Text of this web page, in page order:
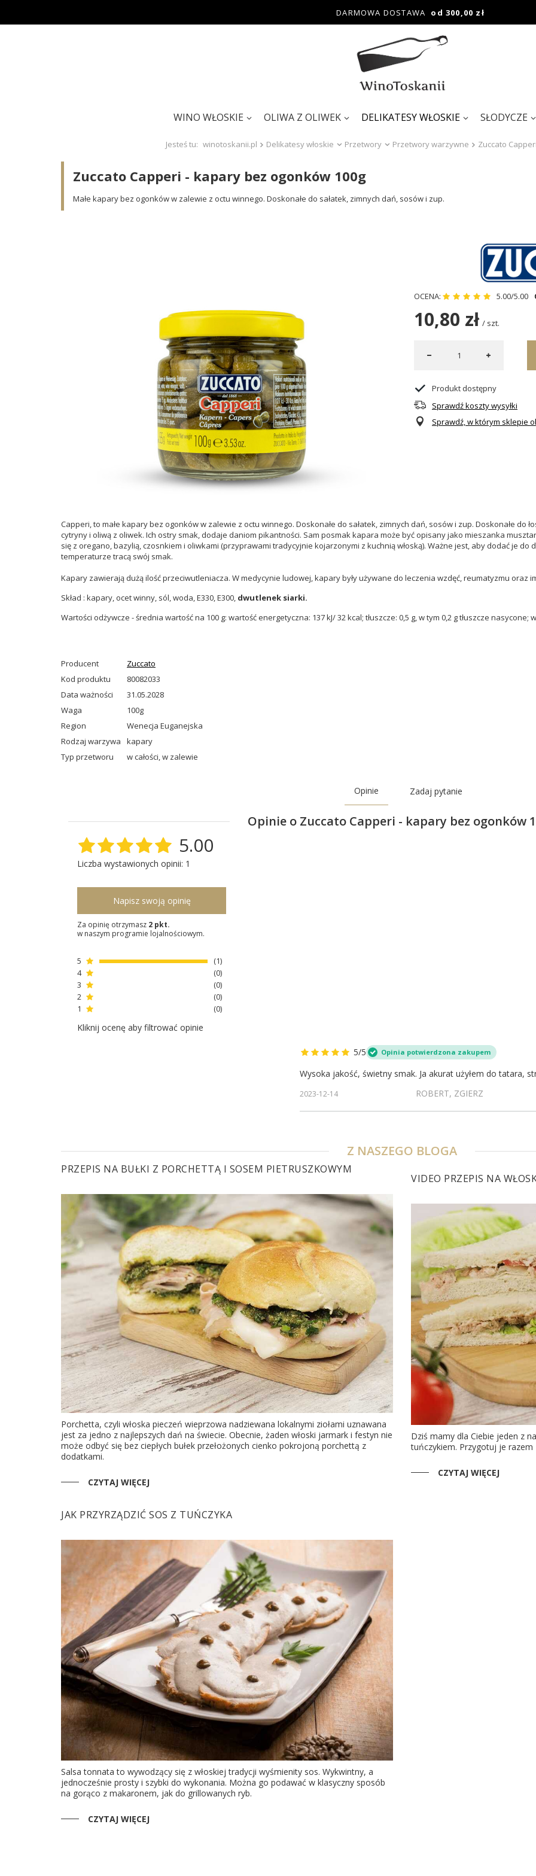
DARMOWA DOSTAWA od 300,00 zł
WINO WŁOSKIE OLIWA Z OLIWEK DELIKATESY WŁOSKIE SŁODYCZE
Jesteś tu: winotoskanii.pl Delikatesy włoskie Przetwory Przetwory warzywne Zuccato
Zuccato Capperi - kapary bez ogonków 100g
Małe kapary bez ogonków w zalewie z octu winnego. Doskonałe do sałatek, zimnych dań, sosów i zup.
OCENA: 5.00/5.00
10,80 zł / szt.
Produkt dostępny
Sprawdź koszty wysyłki
Sprawdź, w którym sklepie
Capperi, to małe kapary bez ogonków w zalewie z octu winnego. Doskonałe do sałatek, zimnych dań, sosów i zup. Doskonałe do
cytryny i oliwą z oliwek. Ich ostry smak, dodaje daniom pikantności. Sam posmak kapara może być opisany jako mieszanka
się z oregano, bazylią, czosnkiem i oliwkami (przyprawami tradycyjnie kojarzonymi z kuchnią włoską). Ważne jest, aby dodać je
temperaturze tracą swój smak.
Kapary zawierają dużą ilość przeciwutleniacza. W medycynie ludowej, kapary były używane do leczenia wzdęć, reumatyzmu oraz
Skład : kapary, ocet winny, sól, woda, E330, E300, dwutlenek siarki.
Wartości odżywcze - średnia wartość na 100 g: wartość energetyczna: 137 kJ/ 32 kcal; tłuszcze: 0,5 g, w tym 0,2 g tłuszcze nasycone;
Producent
Zuccato
Kod produktu
80082033
Data ważności
31.05.2028
Waga
100g
Region
Wenecja Euganejska
Rodzaj warzywa
kapary
Typ przetworu
w całości,w zalewie
Opinie Zadaj pytanie
Opinie o Zuccato Capperi - kapary bez ogonków
5.00
Liczba wystawionych opinii: 1
Napisz swoją opinię
Za opinię otrzymasz 2 pkt.
w naszym programie lojalnościowym.
5
1
4
0
3
0
2
0
1
0
Kliknij ocenę aby filtrować opinie
5/5 Opinia potwierdzona zakupem
Wysoka jakość, świetny smak. Ja akurat użyłem do tatara,
2023-12-14 ROBERT, ZGIERZ
Z NASZEGO BLOGA
PRZEPIS NA BUŁKI Z PORCHETTĄ I SOSEM PIETRUSZKOWYM
Porchetta, czyli włoska pieczeń wieprzowa nadziewana lokalnymi ziołami uznawana
jest za jedno z najlepszych dań na świecie. Obecnie, żaden włoski jarmark i festyn nie
może odbyć się bez ciepłych bułek przełożonych cienko pokrojoną porchettą z
dodatkami.
CZYTAJ WIĘCEJ
VIDEO PRZEPIS NA
Dziś mamy dla Ciebie jeden z
tuńczykiem. Przygotuj je razem
CZYTAJ WIĘCEJ
JAK PRZYRZĄDZIĆ SOS Z TUŃCZYKA
Salsa tonnata to wywodzący się z włoskiej tradycji wyśmienity sos. Wykwintny, a
jednocześnie prosty i szybki do wykonania. Można go podawać w klasyczny sposób
na gorąco z makaronem, jak do grillowanych ryb.
CZYTAJ WIĘCEJ